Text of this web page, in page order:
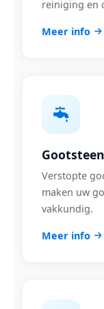
reiniging en
Meer info
Verstopte
maken uw
vakkundig.
Meer info